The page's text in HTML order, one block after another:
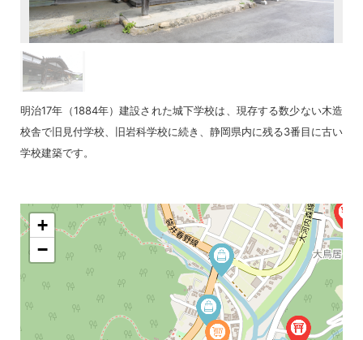
明治17年（1884年）建設された城下学校は、現存する数少ない木造
校舎で旧見付学校、旧岩科学校に続き、静岡県内に残る3番目に古い
学校建築です。
+
−